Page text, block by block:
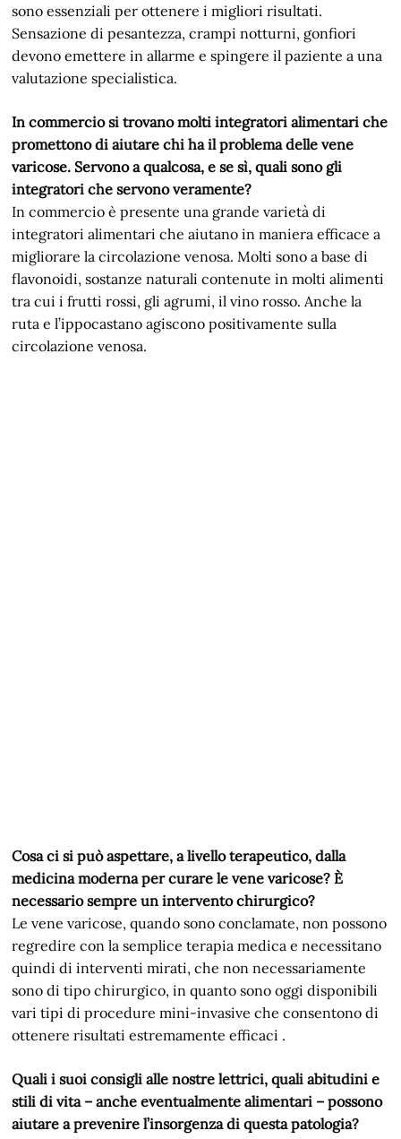
sono essenziali per ottenere i migliori risultati.
Sensazione di pesantezza, crampi notturni, gonfiori
devono emettere in allarme e spingere il paziente a una
valutazione specialistica.
In commercio si trovano molti integratori alimentari che
promettono di aiutare chi ha il problema delle vene
varicose. Servono a qualcosa, e se sì, quali sono gli
integratori che servono veramente?
In commercio è presente una grande varietà di
integratori alimentari che aiutano in maniera efficace a
migliorare la circolazione venosa. Molti sono a base di
flavonoidi, sostanze naturali contenute in molti alimenti
tra cui i frutti rossi, gli agrumi, il vino rosso. Anche la
ruta e l’ippocastano agiscono positivamente sulla
circolazione venosa.
Cosa ci si può aspettare, a livello terapeutico, dalla
medicina moderna per curare le vene varicose? È
necessario sempre un intervento chirurgico?
Le vene varicose, quando sono conclamate, non possono
regredire con la semplice terapia medica e necessitano
quindi di interventi mirati, che non necessariamente
sono di tipo chirurgico, in quanto sono oggi disponibili
vari tipi di procedure mini-invasive che consentono di
ottenere risultati estremamente efficaci .
Quali i suoi consigli alle nostre lettrici, quali abitudini e
stili di vita – anche eventualmente alimentari – possono
aiutare a prevenire l’insorgenza di questa patologia?